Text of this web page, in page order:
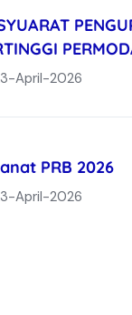
KALI KE-3/
April-2026
PRB 2026
April-2026